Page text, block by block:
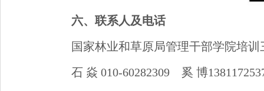
六、联系人及电话
国家林业和草原局管理干部学院培训
石 焱 010-60282309 奚 博